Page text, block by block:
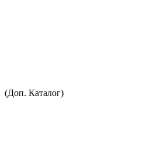
(Доп. Каталог)